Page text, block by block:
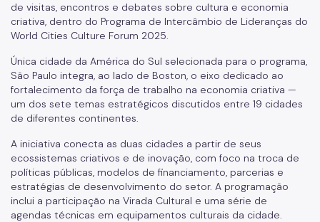
de visitas, encontros e debates sobre cultura e economia
criativa, dentro do Programa de Intercâmbio de Lideranças do
World Cities Culture Forum 2025.
Única cidade da América do Sul selecionada para o programa,
São Paulo integra, ao lado de Boston, o eixo dedicado ao
fortalecimento da força de trabalho na economia criativa —
um dos sete temas estratégicos discutidos entre 19 cidades
de diferentes continentes.
A iniciativa conecta as duas cidades a partir de seus
ecossistemas criativos e de inovação, com foco na troca de
políticas públicas, modelos de financiamento, parcerias e
estratégias de desenvolvimento do setor. A programação
inclui a participação na Virada Cultural e uma série de
agendas técnicas em equipamentos culturais da cidade.